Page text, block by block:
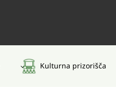
Kulturna prizorišča